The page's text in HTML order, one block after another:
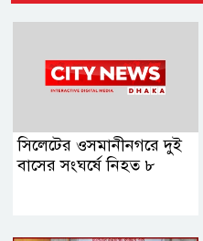
সিলেটের ওসমানীনগরে দুই
বাসের সংঘর্ষে নিহত ৮